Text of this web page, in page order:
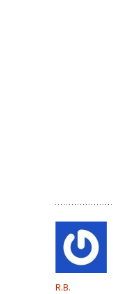
R.B.